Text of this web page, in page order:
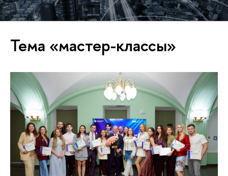
Тема «мастер-классы»